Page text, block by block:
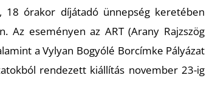
18 órakor díjátadó ünnepség keretében
Az eseményen az ART (Arany Rajzszög
a Vylyan Bogyólé Borcímke Pályázat
rendezett kiállítás november 23-ig